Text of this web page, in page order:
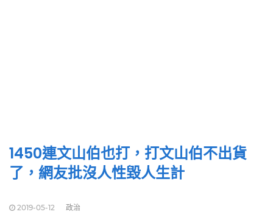
1450連文山伯也打，打文山伯不出貨
了，網友批沒人性毀人生計
2019-05-12 政治